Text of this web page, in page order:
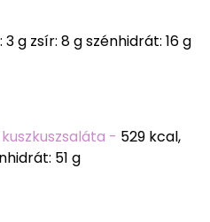
g zsír: 8 g szénhidrát: 16 g
- 529 kcal,
51 g